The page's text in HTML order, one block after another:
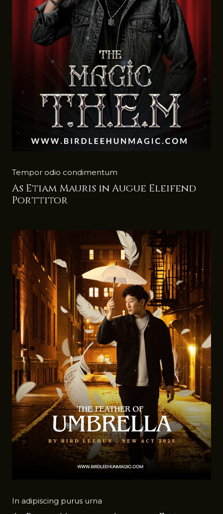
Tempor odio condimentum
As Etiam Mauris in Augue Eleifend
Porttitor
In adipiscing purus urna